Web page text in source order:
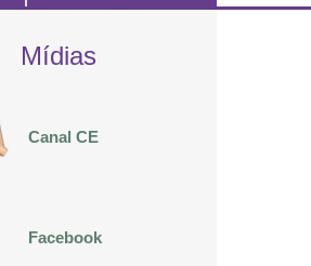
Mídias
Canal CE
Facebook